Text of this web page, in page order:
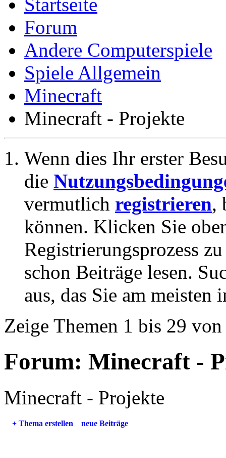
Forum
Andere Computerspiele
Spiele Allgemein
Minecraft
Minecraft - Projekte
Wenn dies Ihr erster
die
vermutlich registrieren,
können. Klicken Sie
Registrierungsprozess
schon Beiträge lesen.
aus, das Sie am meisten
Zeige Themen 1 bis 29
Forum: Minecraft -
Minecraft - Projekte
+ Thema erstellen neue Beiträge